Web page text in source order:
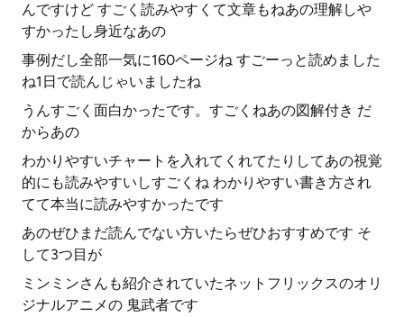
んですけど すごく読みやすくて文章もねあの理解しや
すかったし身近なあの
事例だし全部一気に160ページね すごーっと読めました
ね1日で読んじゃいましたね
うんすごく面白かったです。すごくねあの図解付き だ
からあの
わかりやすいチャートを入れてくれてたりしてあの視覚
的にも読みやすいしすごくね わかりやすい書き方され
てて本当に読みやすかったです
あのぜひまだ読んでない方いたらぜひおすすめです そ
して3つ目が
ミンミンさんも紹介されていたネットフリックスのオリ
ジナルアニメの 鬼武者です